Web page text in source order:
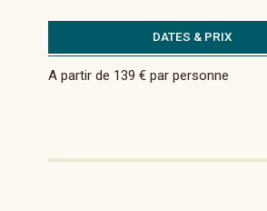
DATES & PRIX
A partir de 139 € par personne